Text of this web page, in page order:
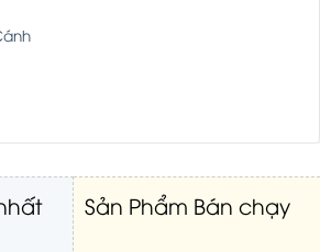
Sản Phẩm Bán chạy